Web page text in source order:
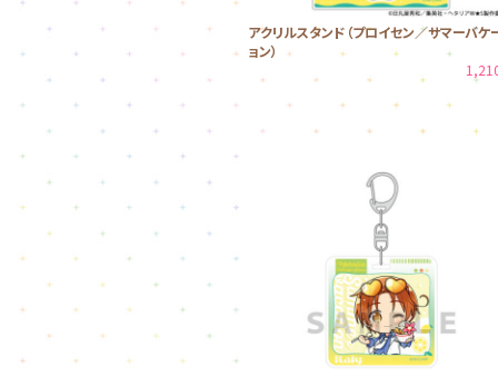
アクリルスタンド（プロイセン／サマーバケ
ョン）